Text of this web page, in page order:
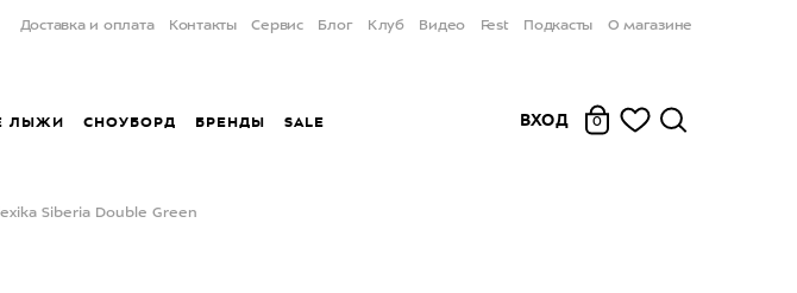
Доставка и оплата Контакты Сервис Блог Клуб Видео Fest Подкасты О магазине
ЛЫЖИ СНОУБОРД БРЕНДЫ SALE ВХОД 0
Siberia Double Green